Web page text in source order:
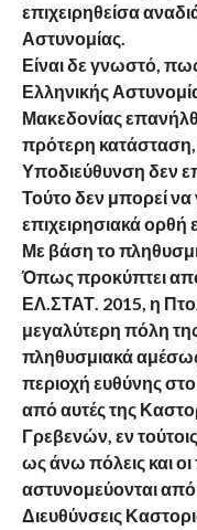
επιχειρηθείσα
Αστυνομίας.
Είναι δε γνωστό,
Ελληνικής
Μακεδονίας
πρότερη κατάσταση,
Υποδιεύθυνση δεν
Τούτο δεν μπορεί να
επιχειρησιακά ορθή
Με βάση το
Όπως προκύπτει
ΕΛ.ΣΤΑΤ. 2015, η
μεγαλύτερη πόλη
πληθυσμιακά
περιοχή ευθύνης
από αυτές της
Γρεβενών, εν
ως άνω πόλεις και οι
αστυνομεύονται από
Διευθύνσεις